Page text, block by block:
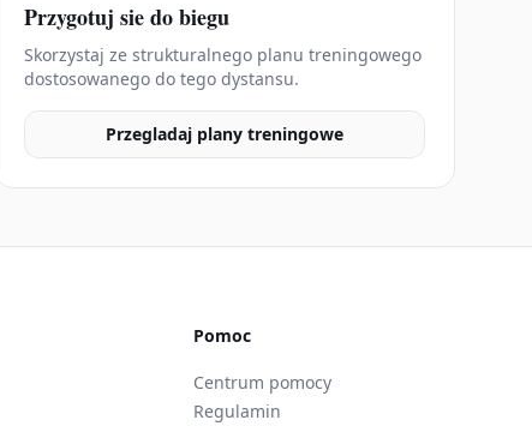
Przygotuj sie do biegu
Skorzystaj ze strukturalnego planu treningowego
dostosowanego do tego dystansu.
Przegladaj plany treningowe
Pomoc
Centrum pomocy
Regulamin